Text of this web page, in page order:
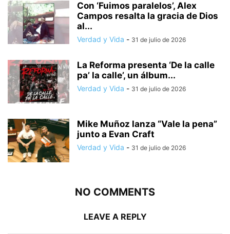
Con ‘Fuimos paralelos’, Alex
Campos resalta la gracia de Dios
al...
Verdad y Vida - 31 de julio de 2026
La Reforma presenta ‘De la calle
pa’ la calle’, un álbum...
Verdad y Vida - 31 de julio de 2026
Mike Muñoz lanza “Vale la pena”
junto a Evan Craft
Verdad y Vida - 31 de julio de 2026
NO COMMENTS
LEAVE A REPLY